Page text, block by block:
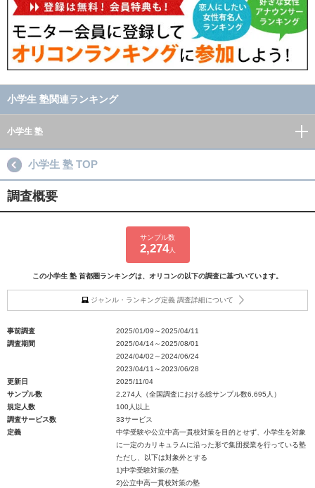
小学生 塾関連ランキング
小学生 塾
小学生 塾 TOP
調査概要
サンプル数
2,274人
この小学生 塾 首都圏ランキングは、オリコンの以下の調査に基づいています。
ジャンル・ランキング定義 調査詳細について
事前調査
2025/01/09～2025/04/11
調査期間
2025/04/14～2025/08/01
2024/04/02～2024/06/24
2023/04/11～2023/06/28
更新日
2025/11/04
サンプル数
2,274人（全国調査における総サンプル数6,695人）
規定人数
100人以上
調査サービス数
33サービス
定義
中学受験や公立中高一貫校対策を目的とせず、小学生を対象
に一定のカリキュラムに沿った形で集団授業を行っている塾
ただし、以下は対象外とする
1)中学受験対策の塾
2)公立中高一貫校対策の塾